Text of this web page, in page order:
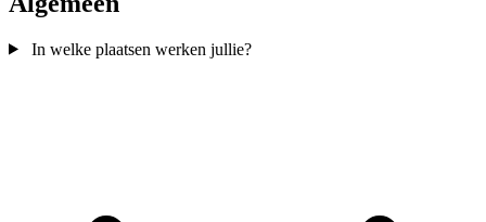
In welke plaatsen werken jullie?